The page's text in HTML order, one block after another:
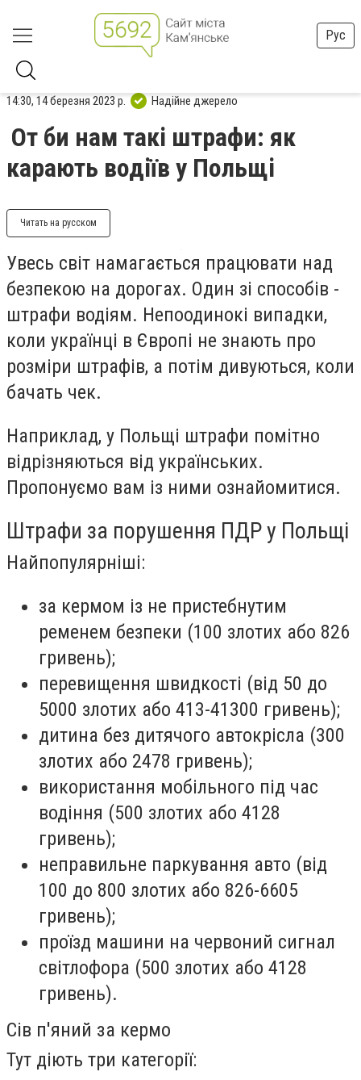
Рус
14:30, 14 березня 2023 р. Надійне джерело
От би нам такі штрафи: як
карають водіїв у Польщі
Читать на русском
Увесь світ намагається працювати над
безпекою на дорогах. Один зі способів -
штрафи водіям. Непоодинокі випадки,
коли українці в Європі не знають про
розміри штрафів, а потім дивуються, коли
бачать чек.
Наприклад, у Польщі штрафи помітно
відрізняються від українських.
Пропонуємо вам із ними ознайомитися.
Штрафи за порушення ПДР у Польщі
Найпопулярніші:
за кермом із не пристебнутим
ременем безпеки (100 злотих або 826
гривень);
перевищення швидкості (від 50 до
5000 злотих або 413-41300 гривень);
дитина без дитячого автокрісла (300
злотих або 2478 гривень);
використання мобільного під час
водіння (500 злотих або 4128
гривень);
неправильне паркування авто (від
100 до 800 злотих або 826-6605
гривень);
проїзд машини на червоний сигнал
світлофора (500 злотих або 4128
гривень).
Сів п'яний за кермо
Тут діють три категорії: